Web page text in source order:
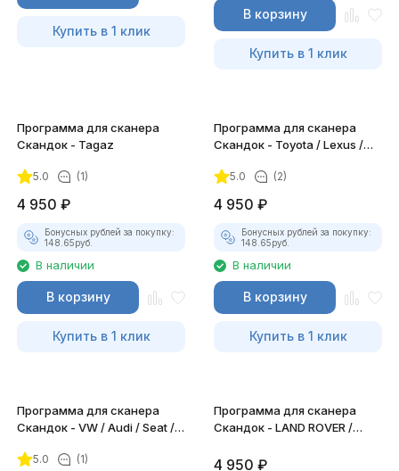
Купить в 1 клик
В корзину
Купить в 1 клик
Программа для сканера
Скандок - Tagaz
5.0 (1)
4 950 ₽
Бонусных рублей за покупку:
148.65руб.
В наличии
В корзину
Купить в 1 клик
Программа для сканера
Скандок - Toyota / Lexus /
5.0 (2)
4 950 ₽
Бонусных рублей за покупку:
148.65руб.
В наличии
В корзину
Купить в 1 клик
Программа для сканера
Скандок - VW / Audi / Seat /
5.0 (1)
Программа для сканера
Скандок - LAND ROVER /
4 950 ₽